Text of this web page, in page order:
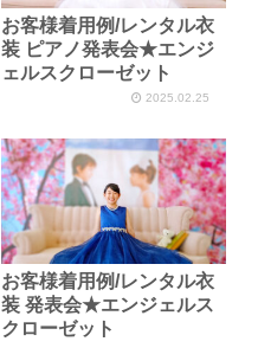
お客様着用例/レンタル衣
装 ピアノ発表会★エンジ
ェルスクローゼット
2025.02.25
お客様着用例/レンタル衣
装 発表会★エンジェルス
クローゼット